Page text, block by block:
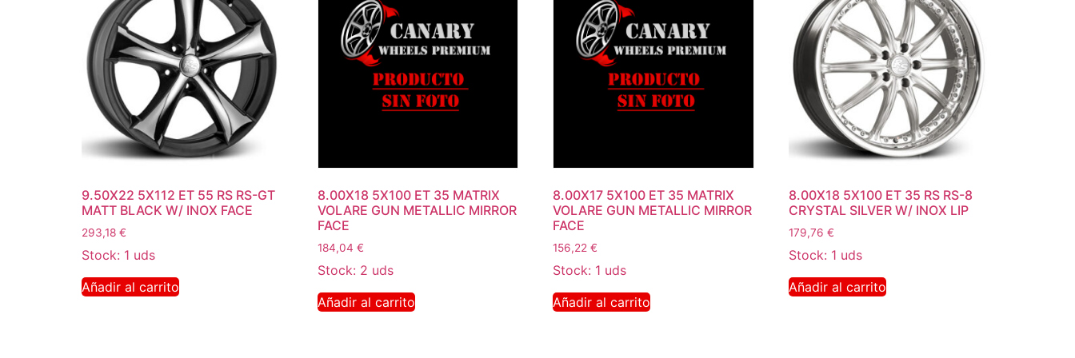
9.50X22 5X112 ET 55 RS RS-GT
MATT BLACK W/ INOX FACE
293,18 €
Stock: 1 uds
Añadir al carrito
8.00X18 5X100 ET 35 MATRIX
VOLARE GUN METALLIC MIRROR
FACE
184,04 €
Stock: 2 uds
Añadir al carrito
8.00X17 5X100 ET 35 MATRIX
VOLARE GUN METALLIC MIRROR
FACE
156,22€
Stock: 1 uds
Añadir al carrito
8.00X18 5X100 ET 35 RS RS-8
CRYSTAL SILVER W/ INOX LIP
179,76€
Stock: 1 uds
Añadir al carrito